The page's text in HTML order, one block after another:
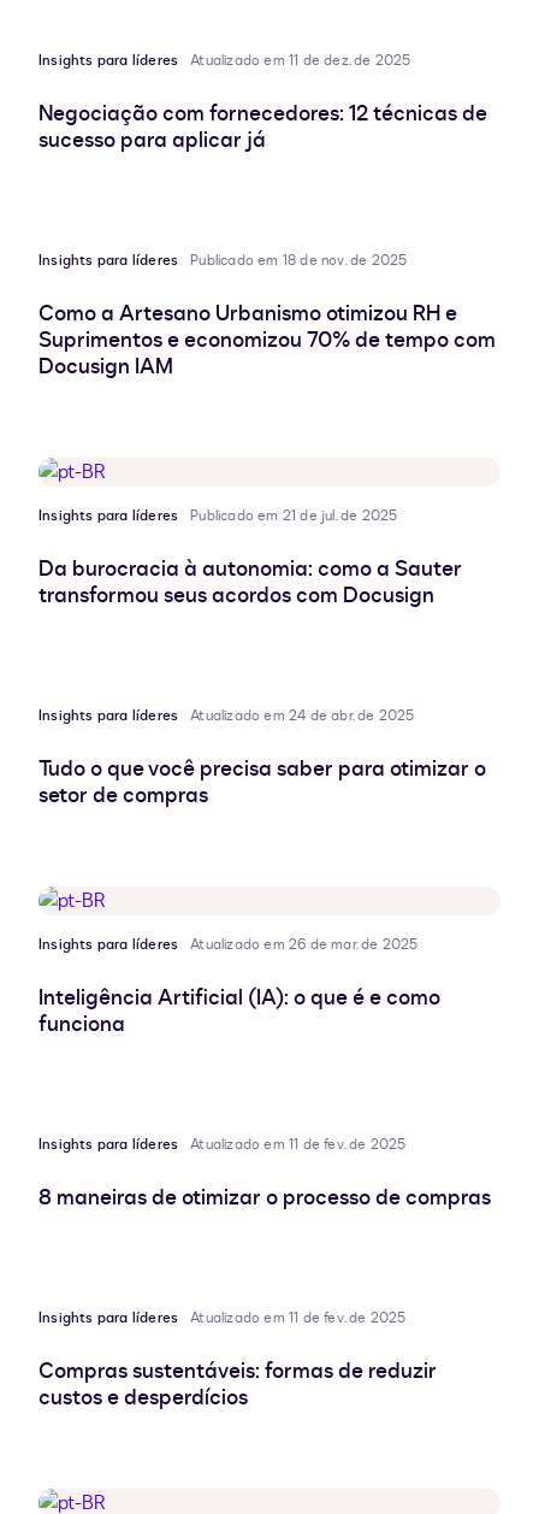
Insights para líderes Atualizado em 11 de dez. de 2025
Negociação com fornecedores: 12 técnicas de
sucesso para aplicar já
Insights para líderes Publicado em 18 de nov. de 2025
Como a Artesano Urbanismo otimizou RH e
Suprimentos e economizou 70% de tempo com
Docusign IAM
Insights para líderes Publicado em 21 de jul. de 2025
Da burocracia à autonomia: como a Sauter
transformou seus acordos com Docusign
Insights para líderes Atualizado em 24 de abr. de 2025
Tudo o que você precisa saber para otimizar o
setor de compras
Insights para líderes Atualizado em 26 de mar. de 2025
Inteligência Artificial (IA): o que é e como
funciona
Insights para líderes Atualizado em 11 de fev. de 2025
8 maneiras de otimizar o processo de compras
Insights para líderes Atualizado em 11 de fev. de 2025
Compras sustentáveis: formas de reduzir
custos e desperdícios